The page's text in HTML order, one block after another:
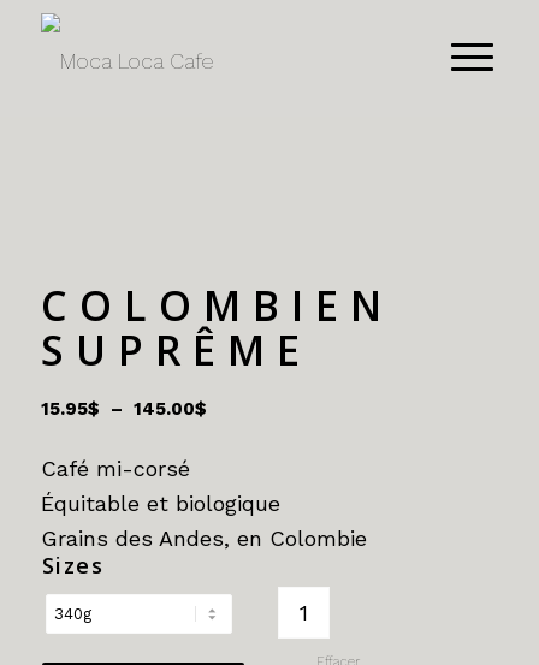
COLOMBIEN
SUPRÊME
15.95$ – 145.00$Plage
à
145.00$
Café mi-corsé
Équitable et biologique
Grains des Andes, en Colombie
Sizes